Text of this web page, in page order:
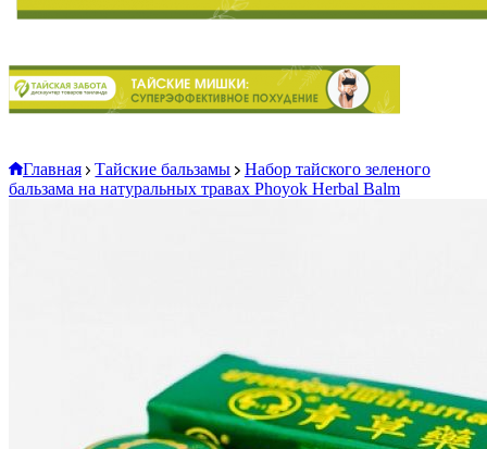
Главная Тайские бальзамы
Набор тайского зеленого
бальзама на натуральных травах Phoyok Herbal Balm